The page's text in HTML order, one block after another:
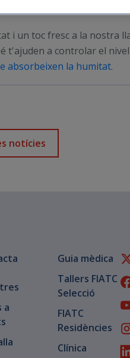
i un toc fresc a la nostra
t'ajuden a controlar el
absorbeixen la humitat.
notícies
a
Guia mèdica
Tallers FIATC
Selecció
FIATC
Residències
Clínica